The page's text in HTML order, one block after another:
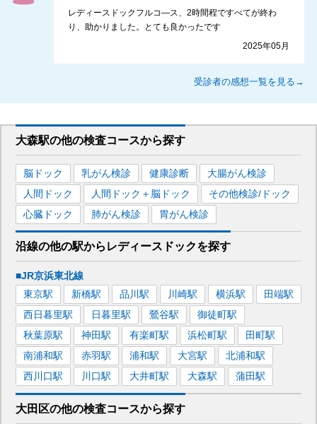
レディースドックフルコ―ス、2時間程ですべてが終わ
り、助かりました。とても良かったです
2025年05月
受診者の感想一覧を見る→
大森駅の他の検査コースから探す
脳ドック 乳がん検診 健康診断
大腸がん検診
人間ドック
人間ドック＋脳ドック
その他検診/ドック
心臓ドック
肺がん検診 胃がん検診
沿線の他の駅から レディースドックを探す
■JR京浜東北線
東京駅 新橋駅 品川 駅 川崎駅 横浜駅 田端駅
西日暮里駅 日暮里駅 鶯谷駅 御徒町駅
秋葉原駅 神田駅 有楽町駅 浜松町駅 田町駅
南浦和駅 赤羽駅 浦和駅 大宮駅 北浦和駅
西川口駅 川口駅 大井町駅 大森駅 蒲田駅
大田区の他の検査コースから探す